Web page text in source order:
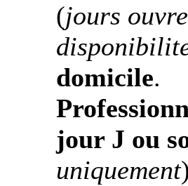
(jours
domicile.
jour J ou
uniquement